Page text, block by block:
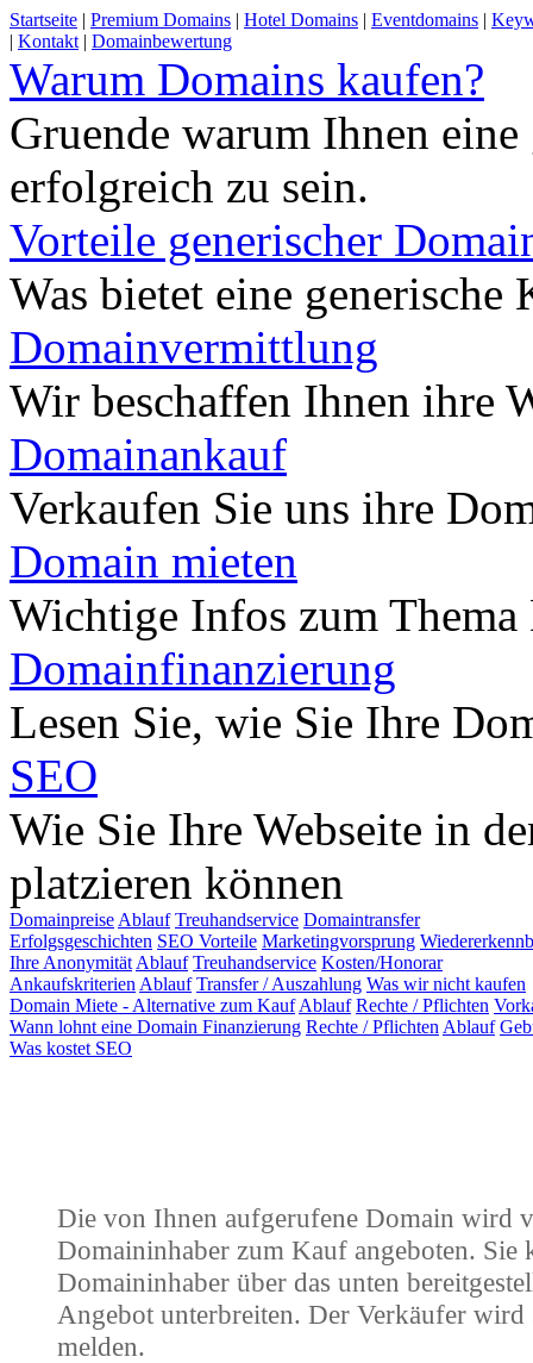
Startseite | Premium Domains | Hotel Domains | Eventdomains |
| Kontakt | Domainbewertung
Warum Domains kaufen?
Gruende warum Ihnen
erfolgreich zu sein.
Vorteile generischer
Was bietet eine
Domainvermittlung
Wir beschaffen Ihnen ihre
Domainankauf
Verkaufen Sie uns ihre
Domain mieten
Wichtige Infos zum
Domainfinanzierung
Lesen Sie, wie Sie Ihre
SEO
Wie Sie Ihre Webseite in
platzieren können
Domainpreise Ablauf Treuhandservice Domaintransfer
Erfolgsgeschichten SEO Vorteile Marketingvorsprung
Ihre Anonymität Ablauf Treuhandservice Kosten/Honorar
Ankaufskriterien Ablauf Transfer / Auszahlung Was wir nicht kaufen
Domain Miete - Alternative zum Kauf Ablauf Rechte / Pflichten
Wann lohnt eine Domain Finanzierung Rechte / Pflichten Ablauf
Was kostet SEO
Die von Ihnen aufgerufene Domain wird
Domaininhaber zum Kauf angeboten. Sie
Domaininhaber über das unten
Angebot unterbreiten. Der Verkäufer wird
melden.